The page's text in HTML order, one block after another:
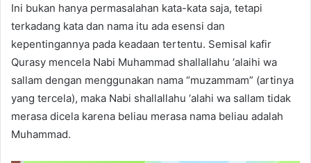
Ini bukan hanya permasalahan kata-kata saja, tetapi
terkadang kata dan nama itu ada esensi dan
kepentingannya pada keadaan tertentu. Semisal kafir
Qurasy mencela Nabi Muhammad shallallahu ‘alaihi wa
sallam dengan menggunakan nama “muzammam” (artinya
yang tercela), maka Nabi shallallahu ‘alahi wa sallam tidak
merasa dicela karena beliau merasa nama beliau adalah
Muhammad.